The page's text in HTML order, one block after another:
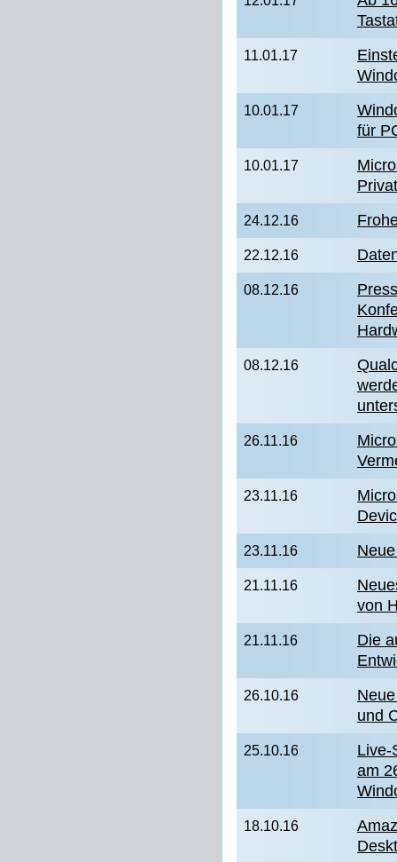
11.01.17
10.01.17
für
10.01.17
24.12.16
22.12.16
08.12.16
08.12.16
26.11.16
23.11.16
23.11.16
21.11.16
von
21.11.16
Die
26.10.16
und
25.10.16
Live-
am
18.10.16